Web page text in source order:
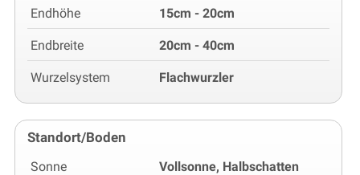
Endhöhe 15cm - 20cm
Endbreite 20cm - 40cm
Wurzelsystem Flachwurzler
Standort/Boden
Sonne Vollsonne, Halbschatten